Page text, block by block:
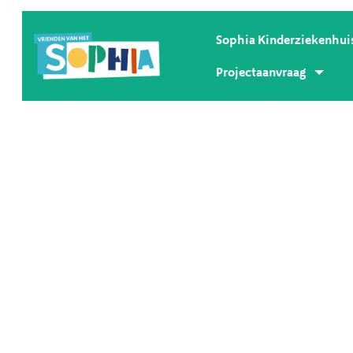
Sophia
Projectaanvraag